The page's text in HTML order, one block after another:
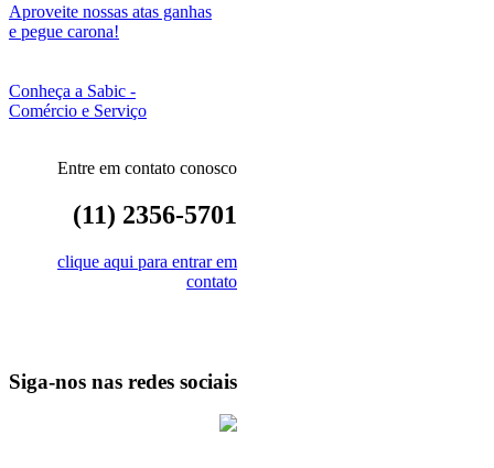
Aproveite nossas atas ganhas
e pegue carona!
Conheça a Sabic -
Comércio e Serviço
Entre em contato conosco
(11) 2356-5701
clique aqui para entrar em
contato
Siga-nos nas redes sociais